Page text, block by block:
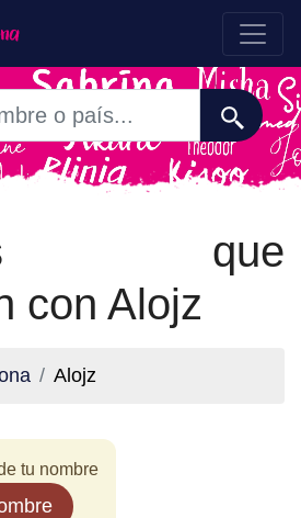
que
con Alojz
Alojz
tu nombre